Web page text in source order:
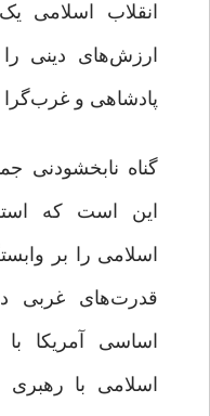
انقلاب ‌اسلامی
ارزش‌های دینی
پادشاهی و
گناه نابخشودنی
این است که
اسلامی را بر
قدرت‌های غربی
اساسی آمریکا
اسلامی با رهبری